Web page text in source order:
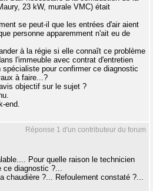
23 kW, murale VMC) était
se peut-il que les entrées d'air aient
personne apparemment n'ait eu de
à la régie si elle connaît ce problème
l'immeuble avec contrat d'entretien
pour confirmer ce diagnostic
à faire...?
objectif sur le sujet ?
end.
Réponse 1 d'un contributeur du forum
Pour quelle raison le technicien
ce diagnostic ?...
chaudière ?... Refoulement constaté ?...